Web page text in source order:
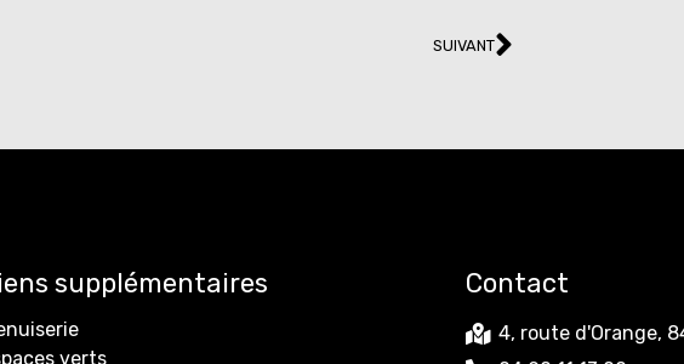
SUIVANT
supplémentaires
verts
Contact
4, route d'Orange,